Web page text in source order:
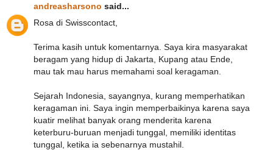
andreasharsono said...
Rosa di Swisscontact,
Terima kasih untuk komentarnya. Saya kira masyarakat
beragam yang hidup di Jakarta, Kupang atau Ende,
mau tak mau harus memahami soal keragaman.
Sejarah Indonesia, sayangnya, kurang memperhatikan
keragaman ini. Saya ingin memperbaikinya karena saya
kuatir melihat banyak orang menderita karena
keterburu-buruan menjadi tunggal, memiliki identitas
tunggal, ketika ia sebenarnya mustahil.